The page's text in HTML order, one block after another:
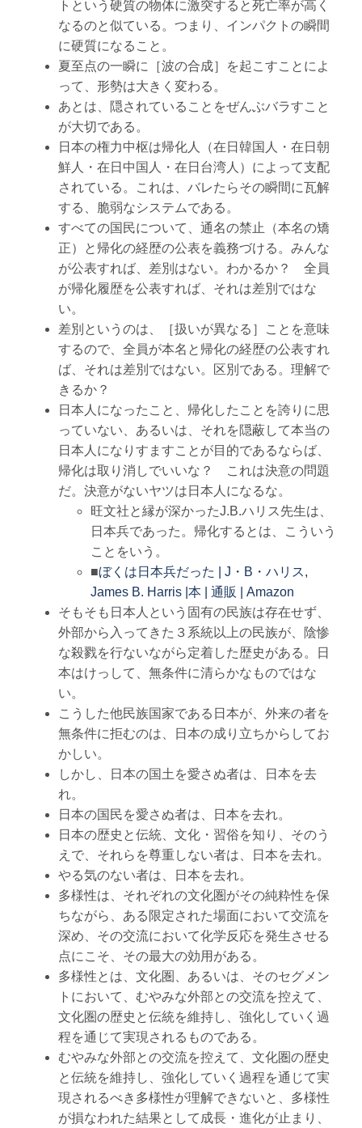
トという硬質の物体に激突すると死亡率が高く
なるのと似ている。つまり、インパクトの瞬間
に硬質になること。
夏至点の一瞬に［波の合成］を起こすことによ
って、形勢は大きく変わる。
あとは、隠されていることをぜんぶバラすこと
が大切である。
日本の権力中枢は帰化人（在日韓国人・在日朝
鮮人・在日中国人・在日台湾人）によって支配
されている。これは、バレたらその瞬間に瓦解
する、脆弱なシステムである。
すべての国民について、通名の禁止（本名の矯
正）と帰化の経歴の公表を義務づける。みんな
が公表すれば、差別はない。わかるか？ 全員
が帰化履歴を公表すれば、それは差別ではな
い。
差別というのは、［扱いが異なる］ことを意味
するので、全員が本名と帰化の経歴の公表すれ
ば、それは差別ではない。区別である。理解で
きるか？
日本人になったこと、帰化したことを誇りに思
っていない、あるいは、それを隠蔽して本当の
日本人になりすますことが目的であるならば、
帰化は取り消しでいいな？ これは決意の問題
だ。決意がないヤツは日本人になるな。
旺文社と縁が深かったJ.B.ハリス先生は、
日本兵であった。帰化するとは、こういう
ことをいう。
■ぼくは日本兵だった | J・B・ハリス,
James B. Harris |本 | 通販 | Amazon
そもそも日本人という固有の民族は存在せず、
外部から入ってきた３系統以上の民族が、陰惨
な殺戮を行ないながら定着した歴史がある。日
本はけっして、無条件に清らかなものではな
い。
こうした他民族国家である日本が、外来の者を
無条件に拒むのは、日本の成り立ちからしてお
かしい。
しかし、日本の国土を愛さぬ者は、日本を去
れ。
日本の国民を愛さぬ者は、日本を去れ。
日本の歴史と伝統、文化・習俗を知り、そのう
えで、それらを尊重しない者は、日本を去れ。
やる気のない者は、日本を去れ。
多様性は、それぞれの文化圏がその純粋性を保
ちながら、ある限定された場面において交流を
深め、その交流において化学反応を発生させる
点にこそ、その最大の効用がある。
多様性とは、文化圏、あるいは、そのセグメン
トにおいて、むやみな外部との交流を控えて、
文化圏の歴史と伝統を維持し、強化していく過
程を通じて実現されるものである。
むやみな外部との交流を控えて、文化圏の歴史
と伝統を維持し、強化していく過程を通じて実
現されるべき多様性が理解できないと、多様性
が損なわれた結果として成長・進化が止まり、